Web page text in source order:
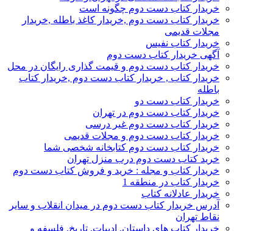
خریدار کتاب دست دوم چگونه است
خریدار کتاب دست دوم ,خریدار کاغذ باطله ,خریدار
مجلات قدیمی
خریدار کتاب نفیس
آگهی خریدار کتاب دست دوم
خریدار کتاب دست دوم و قیمت گذاری رایگان در محل
خریدار کتاب , خریدار کتاب دست دوم ,خریدار کتاب
باطله
خریدار کتاب دست دو
خریدار کتاب دست دوم در تهران
خریدار کتاب دست دوم غیر درسی
خریدار کتاب دست دوم و مجلات قدیمی
خریدار کتاب دست دوم کتابخانه شخصی شما
خرید کتاب دست دوم درب منزل تهران
خریدار کتاب و مجله : خرید و فروش کتاب دست دوم
خریدار کتاب در منطقه 1
خریدار عادلانه کتاب
آدرس خریدار کتاب دست دوم در میدان انقلاب و سایر
نقاط تهران
خریدار کتاب های داستان, ادبیات, تاریخ, فلسفه و